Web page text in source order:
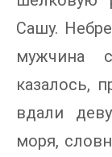
Сашу.
мужчина
казалось,
вдали
моря,